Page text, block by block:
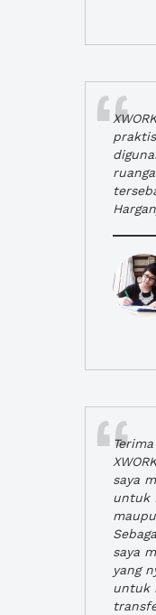
saya
untuk
saya
yang
untuk